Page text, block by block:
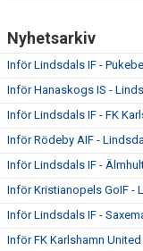
Nyhetsarkiv
Inför Lindsdals IF -
Inför Hanaskogs IS -
Inför Lindsdals IF - FK
Inför Rödeby AIF -
Inför Lindsdals IF -
Inför Kristianopels GoIF -
Inför Lindsdals IF -
Inför FK Karlshamn